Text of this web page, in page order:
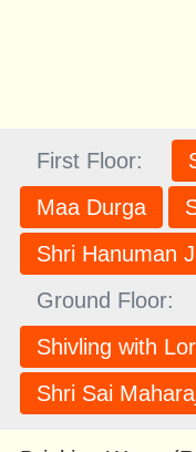
First Floor:
Maa Durga
Shri Hanuman
Ground Floor:
Shivling with
Shri Sai